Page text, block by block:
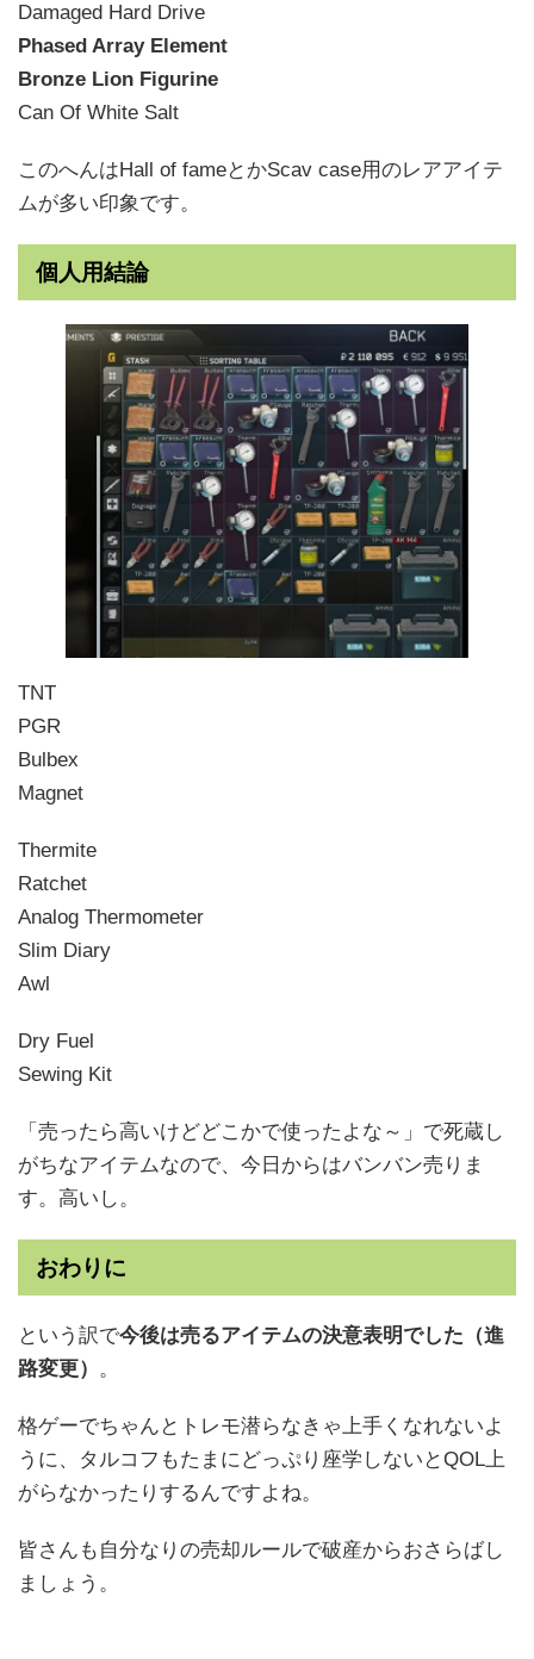
Damaged Hard Drive
Phased Array Element
Bronze Lion Figurine
Can Of White Salt
このへんはHall of fameとかScav case用のレアアイテ
ムが多い印象です。
個人用結論
TNT
PGR
Bulbex
Magnet
Thermite
Ratchet
Analog Thermometer
Slim Diary
Awl
Dry Fuel
Sewing Kit
「売ったら高いけどどこかで使ったよな～」で死蔵し
がちなアイテムなので、今日からはバンバン売りま
す。高いし。
おわりに
という訳で今後は売るアイテムの決意表明でした（進
路変更）
。
格ゲーでちゃんとトレモ潜らなきゃ上手くなれないよ
うに、タルコフもたまにどっぷり座学しないとQOL上
がらなかったりするんですよね。
皆さんも自分なりの売却ルールで破産からおさらばし
ましょう。